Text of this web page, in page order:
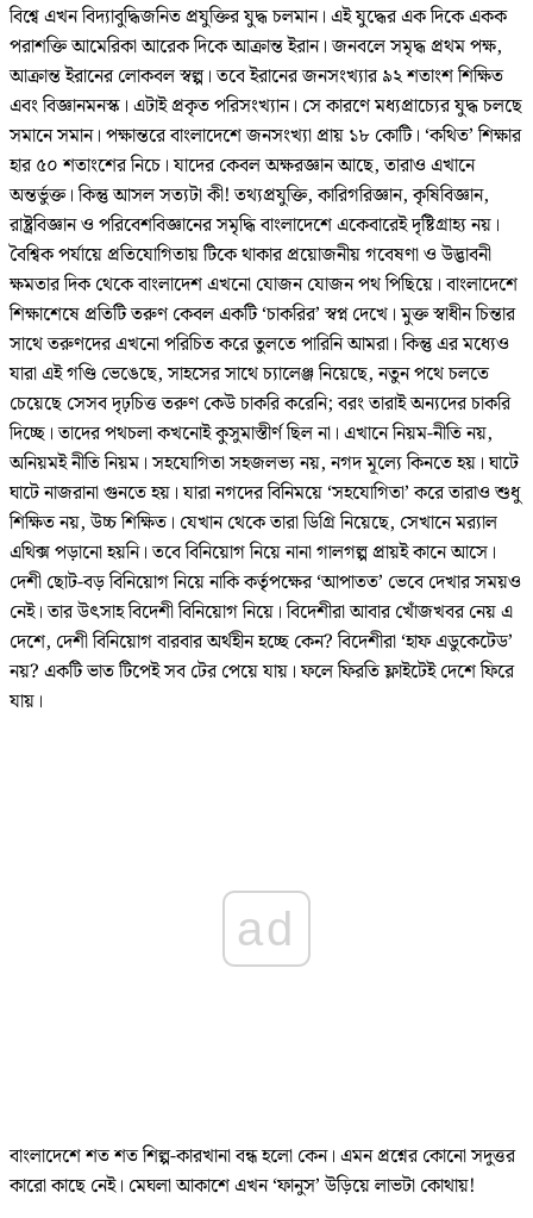
বিশ্বে এখন বিদ্যাবুদ্ধিজনিত প্রযুক্তির যুদ্ধ চলমান। এই যুদ্ধের এক দিকে একক
পরাশক্তি আমেরিকা আরেক দিকে আক্রান্ত ইরান। জনবলে সমৃদ্ধ প্রথম পক্ষ,
আক্রান্ত ইরানের লোকবল স্বল্প। তবে ইরানের জনসংখ্যার ৯২ শতাংশ শিক্ষিত
এবং বিজ্ঞানমনস্ক। এটাই প্রকৃত পরিসংখ্যান। সে কারণে মধ্যপ্রাচ্যের যুদ্ধ চলছে
সমানে সমান। পক্ষান্তরে বাংলাদেশে জনসংখ্যা প্রায় ১৮ কোটি। ‘কথিত’ শিক্ষার
হার ৫০ শতাংশের নিচে। যাদের কেবল অক্ষরজ্ঞান আছে, তারাও এখানে
অন্তর্ভুক্ত। কিন্তু আসল সত্যটা কী! তথ্যপ্রযুক্তি, কারিগরিজ্ঞান, কৃষিবিজ্ঞান,
রাষ্ট্রবিজ্ঞান ও পরিবেশবিজ্ঞানের সমৃদ্ধি বাংলাদেশে একেবারেই দৃষ্টিগ্রাহ্য নয়।
বৈশ্বিক পর্যায়ে প্রতিযোগিতায় টিকে থাকার প্রয়োজনীয় গবেষণা ও উদ্ভাবনী
ক্ষমতার দিক থেকে বাংলাদেশ এখনো যোজন যোজন পথ পিছিয়ে। বাংলাদেশে
শিক্ষাশেষে প্রতিটি তরুণ কেবল একটি ‘চাকরির’ স্বপ্ন দেখে। মুক্ত স্বাধীন চিন্তার
সাথে তরুণদের এখনো পরিচিত করে তুলতে পারিনি আমরা। কিন্তু এর মধ্যেও
যারা এই গণ্ডি ভেঙেছে, সাহসের সাথে চ্যালেঞ্জ নিয়েছে, নতুন পথে চলতে
চেয়েছে সেসব দৃঢ়চিত্ত তরুণ কেউ চাকরি করেনি; বরং তারাই অন্যদের চাকরি
দিচ্ছে। তাদের পথচলা কখনোই কুসুমাস্তীর্ণ ছিল না। এখানে নিয়ম-নীতি নয়,
অনিয়মই নীতি নিয়ম। সহযোগিতা সহজলভ্য নয়, নগদ মূল্যে কিনতে হয়। ঘাটে
ঘাটে নাজরানা গুনতে হয়। যারা নগদের বিনিময়ে ‘সহযোগিতা’ করে তারাও শুধু
শিক্ষিত নয়, উচ্চ শিক্ষিত। যেখান থেকে তারা ডিগ্রি নিয়েছে, সেখানে মর‌্যাল
এথিক্স পড়ানো হয়নি। তবে বিনিয়োগ নিয়ে নানা গালগল্প প্রায়ই কানে আসে।
দেশী ছোট-বড় বিনিয়োগ নিয়ে নাকি কর্তৃপক্ষের ‘আপাতত’ ভেবে দেখার সময়ও
নেই। তার উৎসাহ বিদেশী বিনিয়োগ নিয়ে। বিদেশীরা আবার খোঁজখবর নেয় এ
দেশে, দেশী বিনিয়োগ বারবার অর্থহীন হচ্ছে কেন? বিদেশীরা ‘হাফ এডুকেটেড’
নয়? একটি ভাত টিপেই সব টের পেয়ে যায়। ফলে ফিরতি ফ্লাইটেই দেশে ফিরে
যায়।
ad
বাংলাদেশে শত শত শিল্প-কারখানা বন্ধ হলো কেন। এমন প্রশ্নের কোনো সদুত্তর
কারো কাছে নেই। মেঘলা আকাশে এখন ‘ফানুস’ উড়িয়ে লাভটা কোথায়!